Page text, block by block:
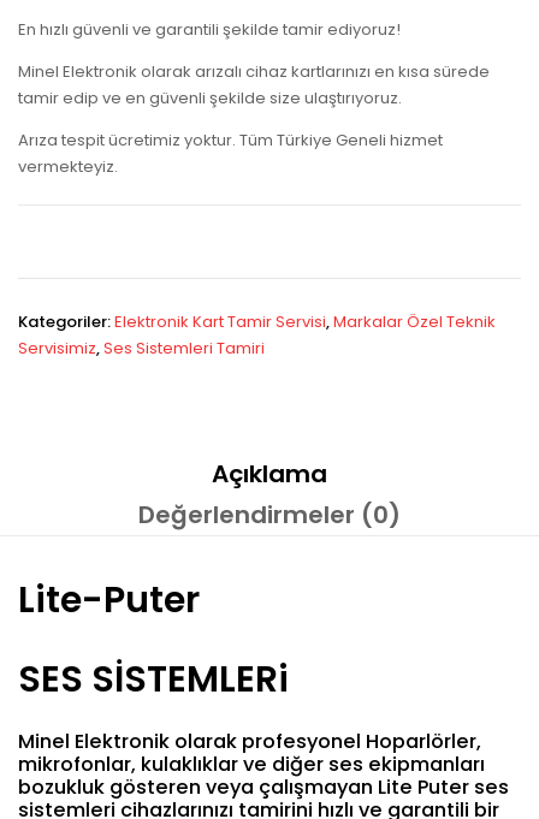
En hızlı güvenli ve garantili şekilde tamir ediyoruz!
Minel Elektronik olarak arızalı cihaz kartlarınızı en kısa sürede
tamir edip ve en güvenli şekilde size ulaştırıyoruz.
Arıza tespit ücretimiz yoktur. Tüm Türkiye Geneli hizmet
vermekteyiz.
Kategoriler:Elektronik Kart Tamir Servisi,Markalar Özel Teknik
Servisimiz,Ses Sistemleri Tamiri
Açıklama
Değerlendirmeler (0)
Lite-Puter
SES SİSTEMLERi
Minel Elektronik olarak profesyonel Hoparlörler,
mikrofonlar, kulaklıklar ve diğer ses ekipmanları
bozukluk gösteren veya çalışmayan Lite Puter ses
sistemleri cihazlarınızı tamirini hızlı ve garantili bir